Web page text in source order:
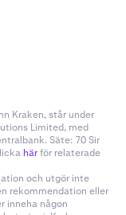
Kraken, står under
Limited, med
Säte: 70 Sir
härför relaterade
och utgör inte
rekommendation eller
inneha någon